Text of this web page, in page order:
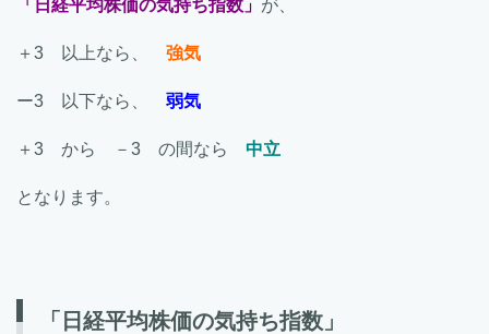
「日経平均株価の気持ち指数」 が、
＋3 以上なら、 強気
ー3 以下なら、 弱気
＋3 から －3 の間なら 中立
となります。
「日経平均株価の気持ち指数」